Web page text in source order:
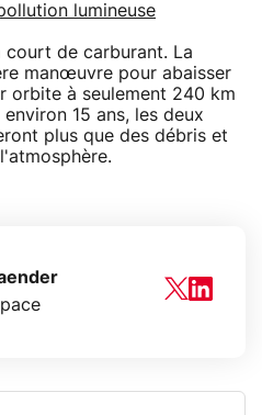
lumineuse
court de carburant. La
manœuvre pour abaisser
orbite à seulement 240 km
15 ans, les deux
plus que des débris et